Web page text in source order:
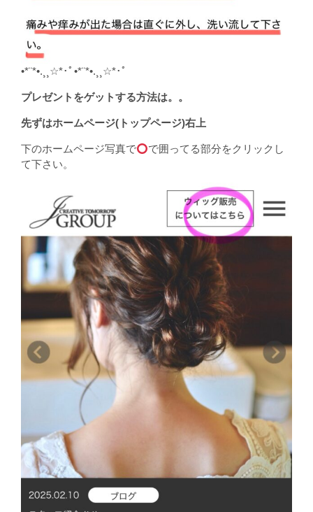
•*¨*•.¸¸☆*･ﾟ•*¨*•.¸¸☆*･ﾟ
プレゼントをゲットする方法は。。
先ずはホームページ(トップページ)右上
下のホームページ写真で
で囲ってる部分をクリックし
て下さい。